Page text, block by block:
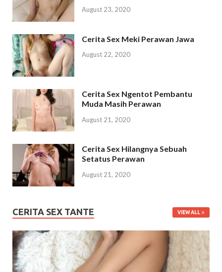
August 23, 2020
Cerita Sex Meki Perawan Jawa
August 22, 2020
Cerita Sex Ngentot Pembantu
Muda Masih Perawan
August 21, 2020
Cerita Sex Hilangnya Sebuah
Setatus Perawan
August 21, 2020
CERITA SEX TANTE VIEW ALL